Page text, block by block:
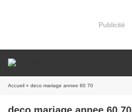
Publicité
Accueil » deco mariage annee 60 70